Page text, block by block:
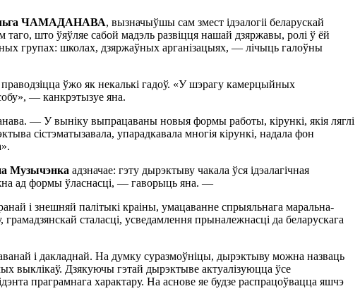
ЧАМАДАНАВА, вызначыўшы сам змест iдэалогii беларускай
таго, што ўяўляе сабой мадэль развiцця нашай дзяржавы, ролi ў ёй
групах: школах, дзяржаўных арганiзацыях, — лiчыць галоўны
ўжо як некалькi гадоў. «У шэрагу камерцыйных
— канкрэтызуе яна.
— У вынiку выпрацаваны новыя формы работы, кiрункi, якiя ляглi
сiстэматызавала, упарадкавала многiя кiрункi, надала фон
Музычэнка адзначае: гэту дырэктыву чакала ўся iдэалагiчная
ад формы ўласнасцi, — гаворыць яна. —
i знешняй палiтыкi краiны, умацаванне спрыяльнага маральна-
сталасцi, усведамлення прыналежнасцi да беларускага
i дакладнай. На думку суразмоўнiцы, дырэктыву можна назваць
выклiкаў. Дзякуючы гэтай дырэктыве актуалiзуюцца ўсе
праграмнага характару. На аснове яе будзе распрацоўвацца яшчэ